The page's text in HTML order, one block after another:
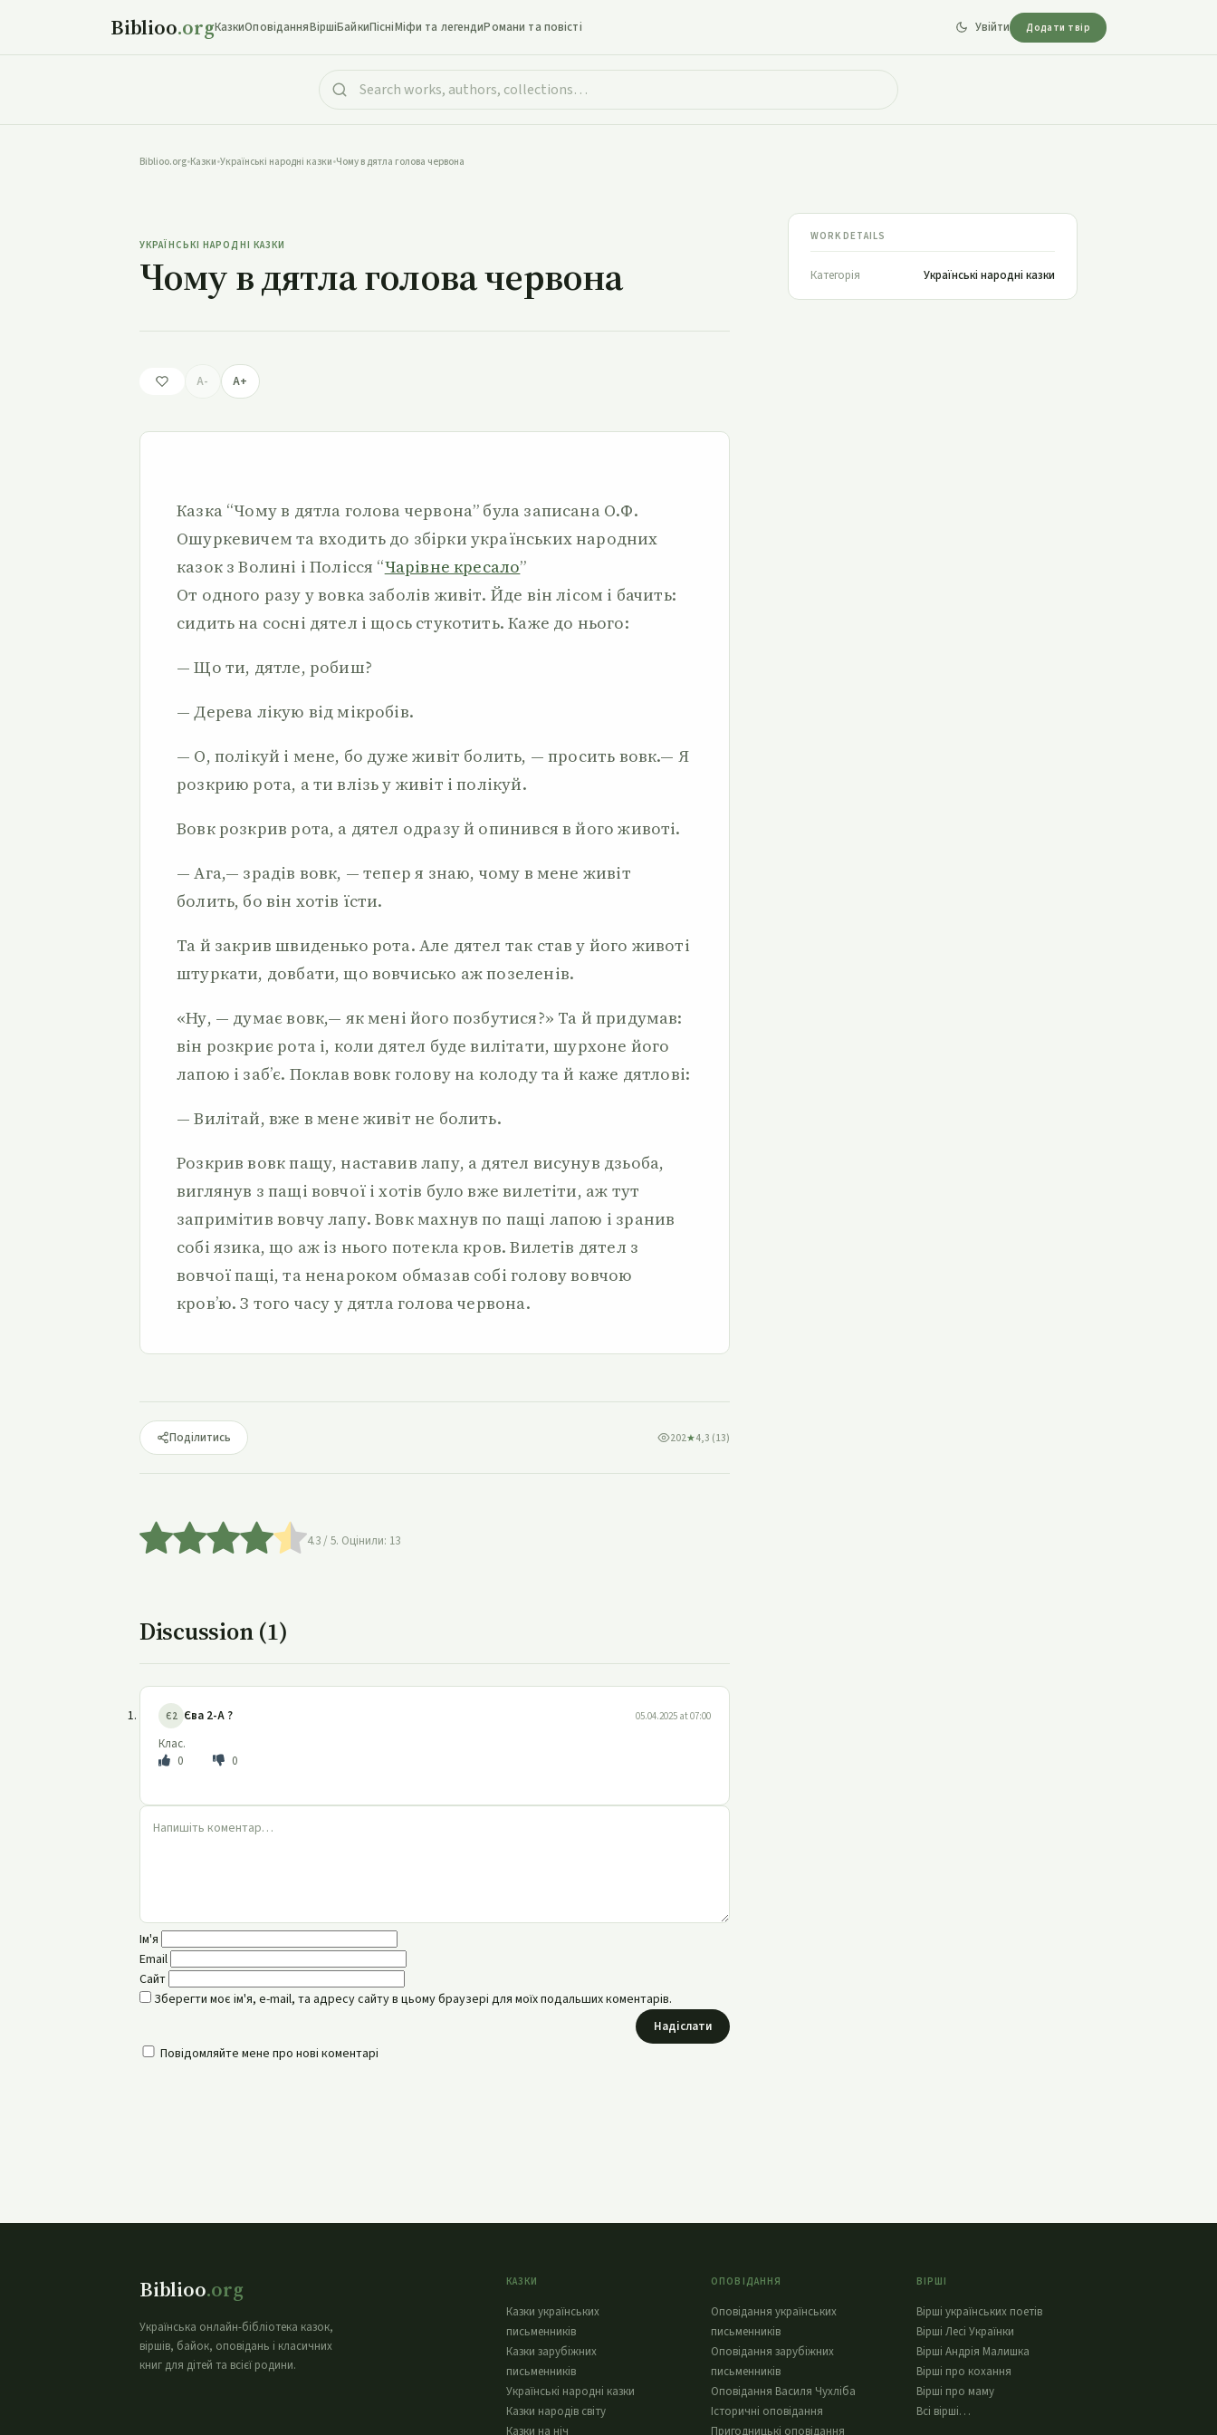
Biblioo.orgКазкиОповіданняВіршіБайкиПісніМіфи та легендиРомани та повісті Увійти Додати твір
Biblioo.org•Казки•Українські народні казки•Чому в дятла голова червона
УКРАЇНСЬКІ НАРОДНІ КАЗКИ
Чому в дятла голова червона
A- A+
Казка “Чому в дятла голова червона” була записана О.Ф.
Ошуркевичем та входить до збірки українських народних
казок з Волині і Полісся “Чарівне кресало”
От одного разу у вовка заболів живіт. Йде він лісом і бачить:
сидить на сосні дятел і щось стукотить. Каже до нього:
— Що ти, дятле, робиш?
— Дерева лікую від мікробів.
— О, полікуй і мене, бо дуже живіт болить, — просить вовк.— Я
розкрию рота, а ти влізь у живіт і полікуй.
Вовк розкрив рота, а дятел одразу й опинився в його животі.
— Ага,— зрадів вовк, — тепер я знаю, чому в мене живіт
болить, бо він хотів їсти.
Та й закрив швиденько рота. Але дятел так став у його животі
штуркати, довбати, що вовчисько аж позеленів.
«Ну, — думає вовк,— як мені його позбутися?» Та й придумав:
він розкриє рота і, коли дятел буде вилітати, шурхоне його
лапою і заб’є. Поклав вовк голову на колоду та й каже дятлові:
— Вилітай, вже в мене живіт не болить.
Розкрив вовк пащу, наставив лапу, а дятел висунув дзьоба,
виглянув з пащі вовчої і хотів було вже вилетіти, аж тут
запримітив вовчу лапу. Вовк махнув по пащі лапою і зранив
собі язика, що аж із нього потекла кров. Вилетів дятел з
вовчої пащі, та ненароком обмазав собі голову вовчою
кров’ю. З того часу у дятла голова червона.
Поділитись 202★4,3 (13)
4.3/ 5. Оцінили: 13
Discussion (1)
Є2 Єва 2-А ? 05.04.2025 at 07:00
Клас.
0
0
Ім'я
Email
Сайт
Зберегти моє ім'я, e-mail, та адресу сайту в цьому браузері для моїх подальших коментарів.
Надіслати
Повідомляйте мене про нові коментарі
WORK DETAILS
Категорія Українські народні казки
Biblioo.org
Українська онлайн-бібліотека казок,
віршів, байок, оповідань і класичних
книг для дітей та всієї родини.
КАЗКИ
Казки українських
письменників
Казки зарубіжних
письменників
Українські народні казки
Казки народів світу
Казки на ніч
ОПОВІДАННЯ
Оповідання українських
письменників
Оповідання зарубіжних
письменників
Оповідання Василя Чухліба
Історичні оповідання
Пригодницькі оповідання
ВІРШІ
Вірші українських поетів
Вірші Лесі Українки
Вірші Андрія Малишка
Вірші про кохання
Вірші про маму
Всі вірші…